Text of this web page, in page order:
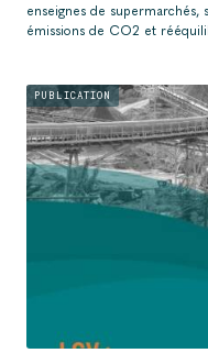
enseignes de
émissions de CO2 et
PUBLICATION